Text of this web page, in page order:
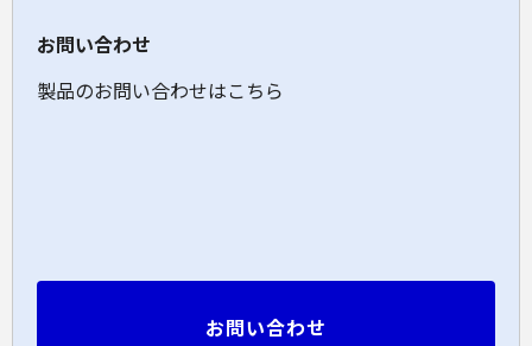
お問い合わせ
製品のお問い合わせはこちら
お問い合わせ